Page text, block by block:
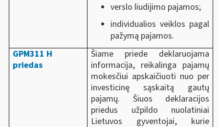
verslo liudijimo pajamos;
individualios veiklos pagal
pažymą pajamos.
GPM311 H
priedas
Šiame priede deklaruojama
informacija, reikalinga pajamų
mokesčiui apskaičiuoti nuo per
investicinę sąskaitą gautų
pajamų. Šiuos deklaracijos
priedus užpildo nuolatiniai
Lietuvos gyventojai, kurie